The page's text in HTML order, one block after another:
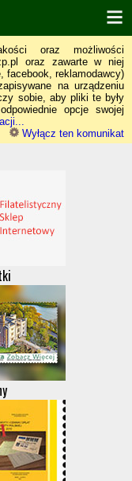
oraz możliwości
oraz zawarte w niej
facebook, reklamodawcy)
na urządzeniu
sobie, aby pliki te były
opcje swojej
Wyłącz ten komunikat